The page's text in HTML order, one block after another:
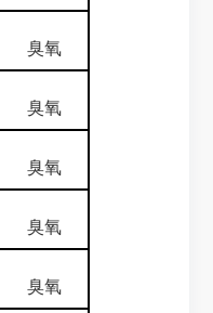
臭氧
臭氧
臭氧
臭氧
臭氧